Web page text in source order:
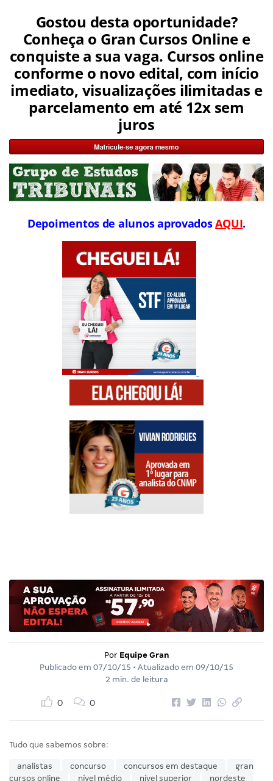
Gostou desta oportunidade?
Conheça o Gran Cursos Online e
conquiste a sua vaga. Cursos online
conforme o novo edital, com início
imediato, visualizações ilimitadas e
parcelamento em até 12x sem
juros
Depoimentos de alunos aprovadosAQUI.
Por Equipe Gran
Publicado em 07/10/15 • Atualizado em 09/10/15
2 min. de leitura
0 0
Tudo que sabemos sobre:
analistas concurso concursos em destaque
gran
cursos online
nível médio nível superior nordeste